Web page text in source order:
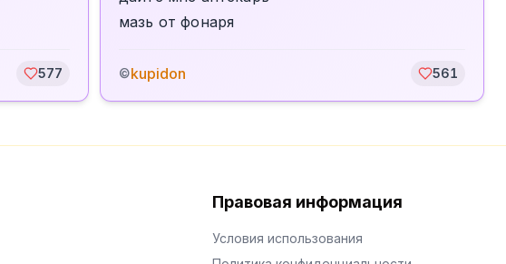
577
мазь от фонаря
©kupidon 561
Правовая информация
Условия использования